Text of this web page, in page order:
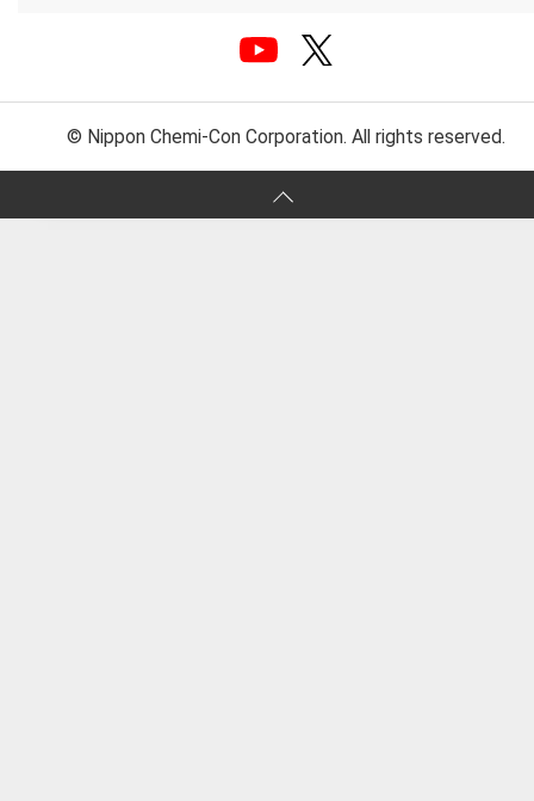
© Nippon Chemi-Con Corporation. All rights reserved.